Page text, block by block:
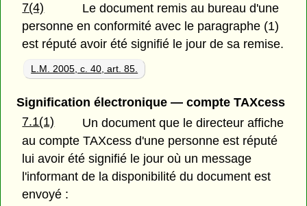
7(4)
Le document remis au bureau d'une
personne en conformité avec le paragraphe (1)
est réputé avoir été signifié le jour de sa remise.
L.M. 2005, c. 40, art. 85.
Signification électronique — compte TAXcess
7.1(1)
Un document que le directeur affiche
au compte TAXcess d'une personne est réputé
lui avoir été signifié le jour où un message
l'informant de la disponibilité du document est
envoyé :